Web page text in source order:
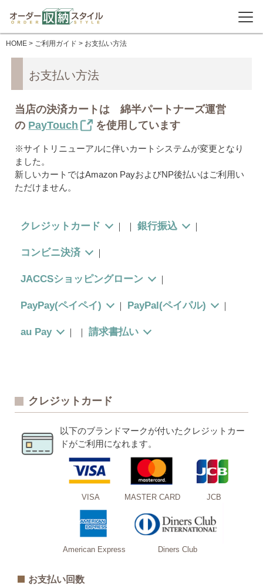
HOME > ご利用ガイド > お支払い方法
お支払い方法
当店の決済カートは 綿半パートナーズ運営
の PayTouch を使用しています
※サイトリニューアルに伴いカートシステムが変更となり
ました。
新しいカートではAmazon PayおよびNP後払いはご利用い
ただけません。
クレジットカード ｜ ｜銀行振込 ｜
コンビニ決済 ｜
JACCSショッピングローン ｜
PayPay(ペイペイ) ｜ PayPal(ペイパル) ｜
au Pay ｜ ｜請求書払い
クレジットカード
以下のブランドマークが付いたクレジットカー
ドがご利用になれます。
VISA MASTER CARD JCB
American Express Diners Club
お支払い回数